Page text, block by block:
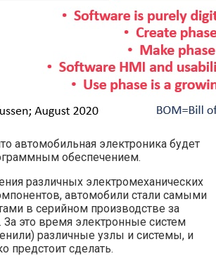
автомобильная электроника будет
обеспечением.
различных электромеханических
автомобили стали самыми
в серийном производстве за
За это время электронные систем
различные узлы и системы, и
предстоит сделать.